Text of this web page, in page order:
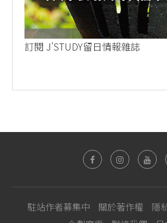
訂閱 J'STUDY留日情報雜誌
駐站作者募集中 關於著作權 隱